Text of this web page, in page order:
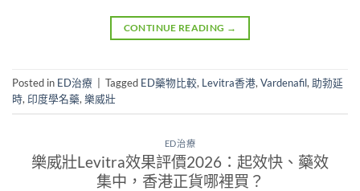
CONTINUE READING →
Posted in ED治療 Tagged ED藥物比較, Levitra香港,Vardenafil,助勃延
時,印度學名藥,樂威壯
ED治療
樂威壯Levitra效果評價2026：起效快、藥效
集中，香港正貨哪裡買？